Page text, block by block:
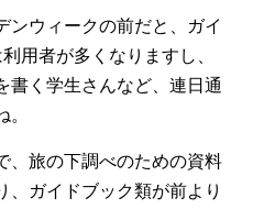
ンウィークの前だと、ガイ
用者が多くなりますし、
書く学生さんなど、連日通
、旅の下調べのための資料
、ガイドブック類が前より